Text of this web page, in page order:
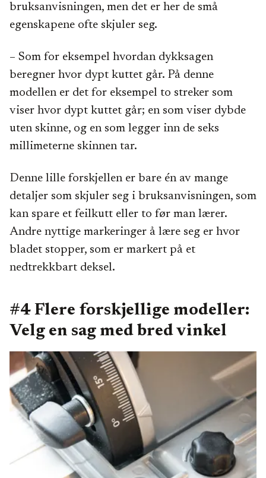
bruksanvisningen, men det er her de små
egenskapene ofte skjuler seg.
– Som for eksempel hvordan dykksagen
beregner hvor dypt kuttet går. På denne
modellen er det for eksempel to streker som
viser hvor dypt kuttet går; en som viser dybde
uten skinne, og en som legger inn de seks
millimeterne skinnen tar.
Denne lille forskjellen er bare én av mange
detaljer som skjuler seg i bruksanvisningen, som
kan spare et feilkutt eller to før man lærer.
Andre nyttige markeringer å lære seg er hvor
bladet stopper, som er markert på et
nedtrekkbart deksel.
#4 Flere forskjellige modeller:
Velg en sag med bred vinkel